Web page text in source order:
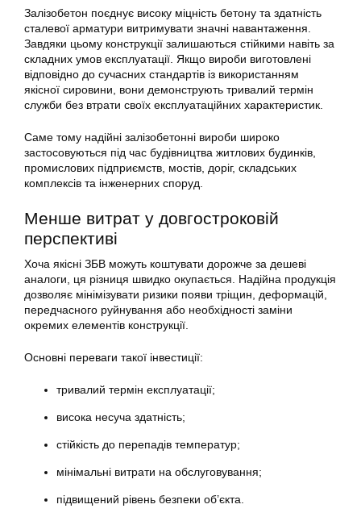
Залізобетон поєднує високу міцність бетону та здатність
сталевої арматури витримувати значні навантаження.
Завдяки цьому конструкції залишаються стійкими навіть за
складних умов експлуатації. Якщо вироби виготовлені
відповідно до сучасних стандартів із використанням
якісної сировини, вони демонструють тривалий термін
служби без втрати своїх експлуатаційних характеристик.
Саме тому надійні залізобетонні вироби широко
застосовуються під час будівництва житлових будинків,
промислових підприємств, мостів, доріг, складських
комплексів та інженерних споруд.
Менше витрат у довгостроковій
перспективі
Хоча якісні ЗБВ можуть коштувати дорожче за дешеві
аналоги, ця різниця швидко окупається. Надійна продукція
дозволяє мінімізувати ризики появи тріщин, деформацій,
передчасного руйнування або необхідності заміни
окремих елементів конструкції.
Основні переваги такої інвестиції:
тривалий термін експлуатації;
висока несуча здатність;
стійкість до перепадів температур;
мінімальні витрати на обслуговування;
підвищений рівень безпеки об’єкта.